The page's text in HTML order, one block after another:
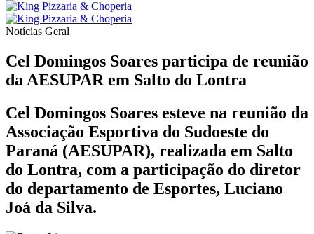
Notícias Geral
Cel Domingos Soares participa de reunião
da AESUPAR em Salto do Lontra
Cel Domingos Soares esteve na reunião da
Associação Esportiva do Sudoeste do
Paraná (AESUPAR), realizada em Salto
do Lontra, com a participação do diretor
do departamento de Esportes, Luciano
Joá da Silva.